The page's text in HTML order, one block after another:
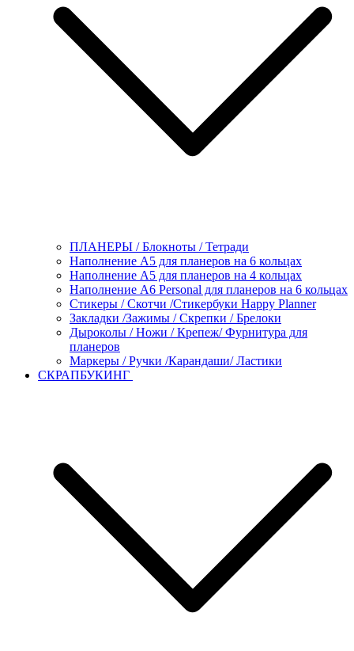
ПЛАНЕРЫ / Блокноты / Тетради
Наполнение А5 для планеров на 6 кольцах
Наполнение А5 для планеров на 4 кольцах
Наполнение А6 Personal для планеров на 6 кольцах
Стикеры / Скотчи /Стикербуки Happy Planner
Закладки /Зажимы / Скрепки / Брелоки
Дыроколы / Ножи / Крепеж/ Фурнитура для
планеров
Маркеры / Ручки /Карандаши/ Ластики
СКРАПБУКИНГ